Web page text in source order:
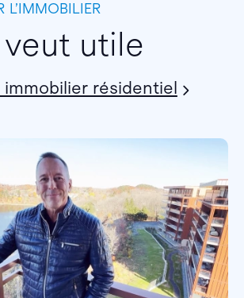
L’IMMOBILIER
utile
immobilier résidentiel